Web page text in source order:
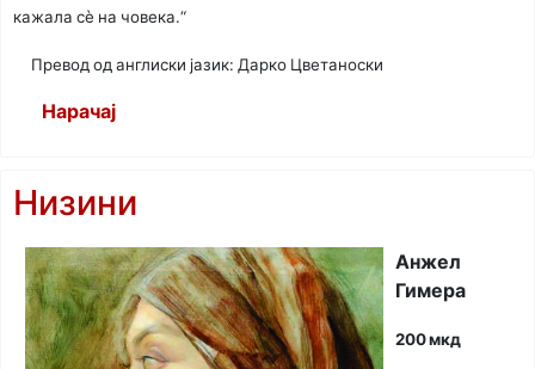
кажала сè на човека.“
Превод од англиски јазик: Дарко Цветаноски
Нарачај
Низини
Анжел
Гимера
200 мкд